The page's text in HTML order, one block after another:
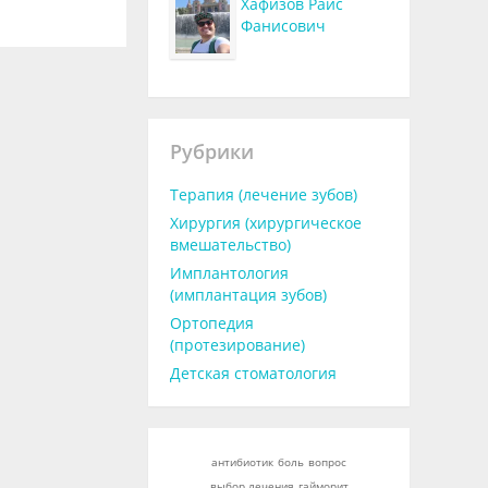
Фанисович
Рубрики
Терапия (лечение зубов)
Хирургия (хирургическое
вмешательство)
Имплантология
(имплантация зубов)
Ортопедия
(протезирование)
Детская стоматология
антибиотик боль вопрос